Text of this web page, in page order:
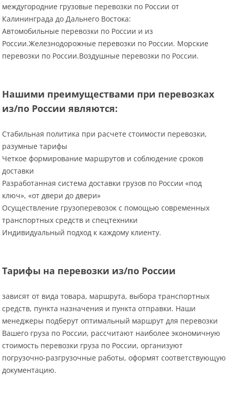
междугородние грузовые перевозки по России от
Калининграда до Дальнего Востока:
Автомобильные перевозки по России и из
России.Железнодорожные перевозки по России. Морские
перевозки по России.Воздушные перевозки по России.
Нашими преимуществами при перевозках
из/по России являются:
Стабильная политика при расчете стоимости перевозки,
разумные тарифы
Четкое формирование маршрутов и соблюдение сроков
доставки
Разработанная система доставки грузов по России «под
ключ», «от двери до двери»
Осуществление грузоперевозок с помощью современных
транспортных средств и спецтехники
Индивидуальный подход к каждому клиенту.
Тарифы на перевозки из/по России
зависят от вида товара, маршрута, выбора транспортных
средств, пункта назначения и пункта отправки. Наши
менеджеры подберут оптимальный маршрут для перевозки
Вашего груза по России, рассчитают наиболее экономичную
стоимость перевозки груза по России, организуют
погрузочно-разгрузочные работы, оформят соответствующую
документацию.